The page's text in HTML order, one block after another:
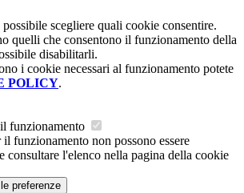
possibile scegliere quali cookie consentire.
quelli che consentono il funzionamento della
disabilitarli.
i cookie necessari al funzionamento potete
POLICY.
funzionamento
funzionamento non possono essere
consultare l'elenco nella pagina della cookie
preferenze